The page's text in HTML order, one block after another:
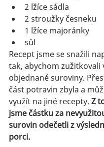
2 lžíce sádla
2 stroužky česneku
1 lžíce majoránky
sůl
Recept jsme se snažili
tak, abychom zužitkovali
objednané suroviny.
část potravin zbyla a
využít na jiné recepty. Z
jsme částku za
surovin odečetli z
porci.